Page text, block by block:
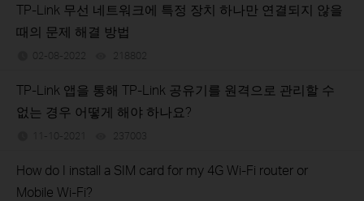
TP-Link 무선 네트워크에 특정 장치 하나만 연결되지 않을
때의 문제 해결 방법
02-08-2022 218802
TP-Link 앱을 통해 TP-Link 공유기를 원격으로 관리할 수
없는 경우 어떻게 해야 하나요?
11-10-2021 237003
How do I install a SIM card for my 4G Wi-Fi router or
Mobile Wi-Fi?